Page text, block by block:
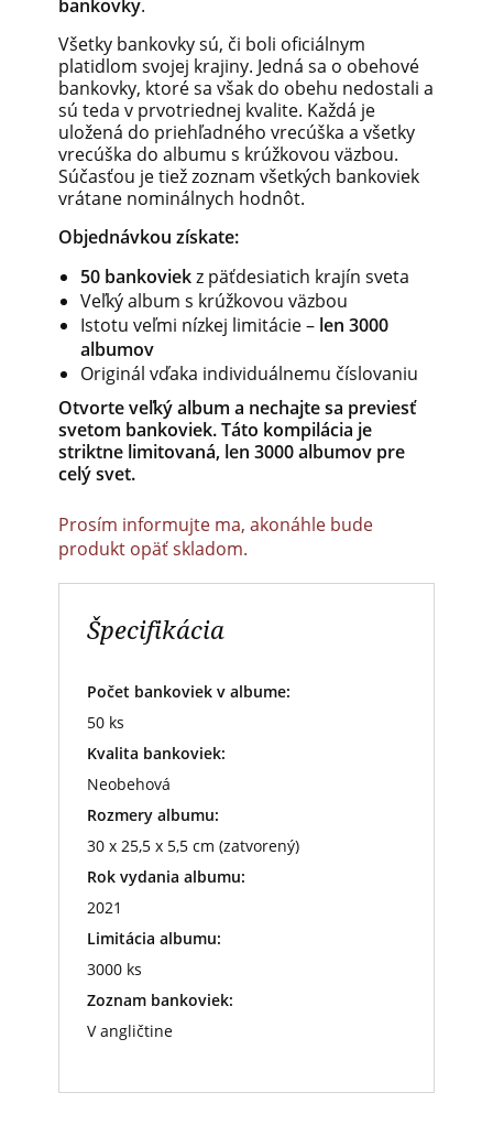
bankovky.
Všetky bankovky sú, či boli oficiálnym
platidlom svojej krajiny. Jedná sa o obehové
bankovky, ktoré sa však do obehu nedostali a
sú teda v prvotriednej kvalite. Každá je
uložená do priehľadného vrecúška a všetky
vrecúška do albumu s krúžkovou väzbou.
Súčasťou je tiež zoznam všetkých bankoviek
vrátane nominálnych hodnôt.
Objednávkou získate:
50 bankoviekz päťdesiatich krajín sveta
Veľký album s krúžkovou väzbou
Istotu veľmi nízkej limitácie – len 3000
albumov
Originál vďaka individuálnemu číslovaniu
Otvorte veľkýalbum a nechajte sa previesť
svetom bankoviek.Táto kompilácia je
striktne limitovaná, len 3000albumov pre
celý svet.
Prosím informujte ma, akonáhle bude
produkt opäť skladom.
Špecifikácia
Počet bankoviek v albume:
50 ks
Kvalita bankoviek:
Neobehová
Rozmery albumu:
30 x 25,5 x 5,5 cm (zatvorený)
Rok vydania albumu:
2021
Limitácia albumu:
3000 ks
Zoznam bankoviek:
V angličtine